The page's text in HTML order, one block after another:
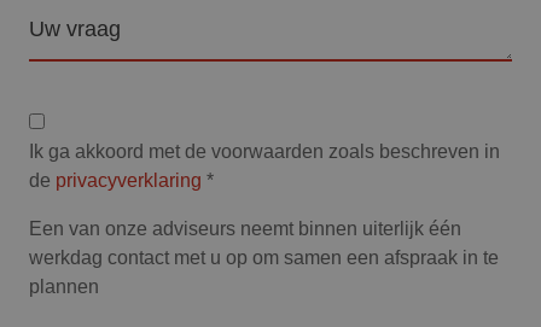
Privacyverklaring
Ik ga akkoord met de voorwaarden zoals beschreven in
de privacyverklaring *
Een van onze adviseurs neemt binnen uiterlijk één
werkdag contact met u op om samen een afspraak in te
plannen